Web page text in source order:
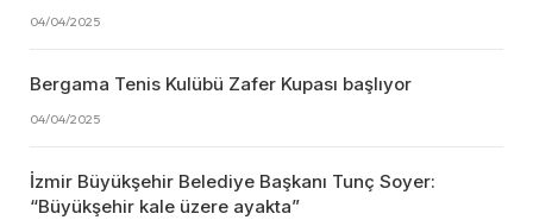
04/04/2025
Bergama Tenis Kulübü Zafer Kupası başlıyor
04/04/2025
İzmir Büyükşehir Belediye Başkanı Tunç Soyer:
“Büyükşehir kale üzere ayakta”